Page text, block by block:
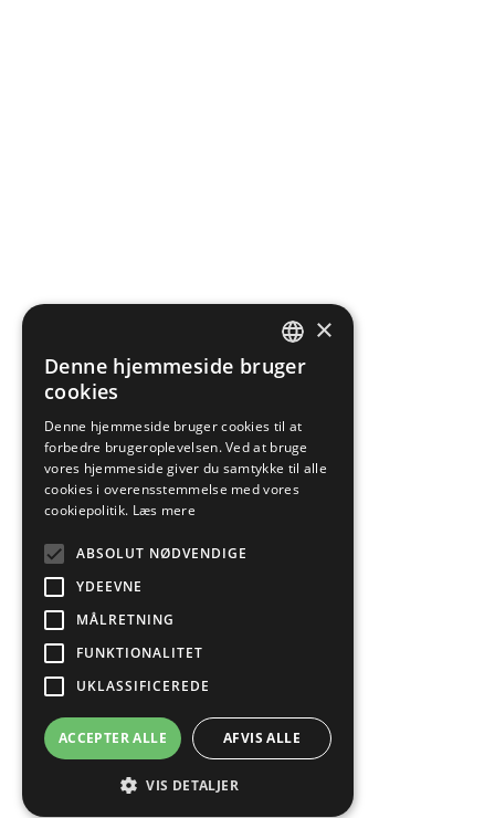
DANISH
×
Denne hjemmeside bruger
cookies
Denne hjemmeside bruger cookies til at
forbedre brugeroplevelsen. Ved at bruge
vores hjemmeside giver du samtykke til alle
cookies i overensstemmelse med vores
cookiepolitik. Læs mere
ABSOLUT NØDVENDIGE
YDEEVNE
MÅLRETNING
FUNKTIONALITET
UKLASSIFICEREDE
ACCEPTER ALLE AFVIS ALLE
VIS DETALJER